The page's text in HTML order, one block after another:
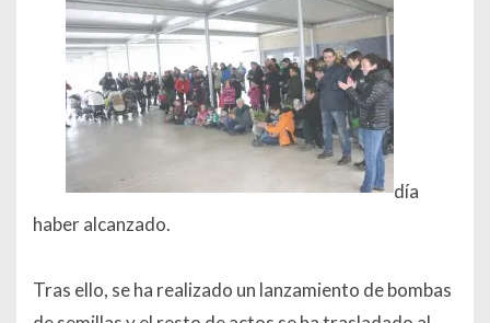
día
haber alcanzado.
Tras ello, se ha realizado un lanzamiento de bombas